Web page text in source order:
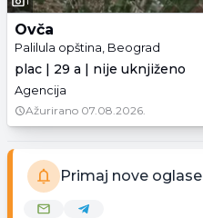
Ovča
Palilula opština, Beograd
plac | 29 a | nije uknjiženo
Agencija
Ažurirano 07.08.2026.
Primaj nove oglase